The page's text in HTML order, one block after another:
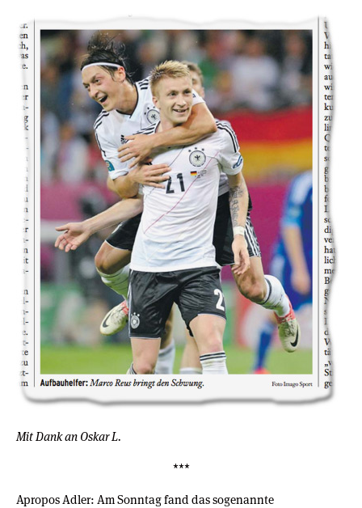
Mit Dank an Oskar L.
***
Apropos Adler: Am Sonntag fand das sogenannte